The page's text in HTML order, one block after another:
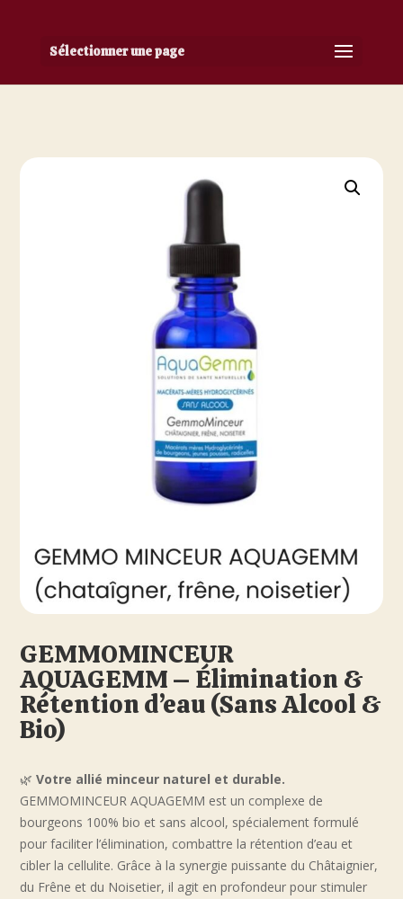
Sélectionner une page
GEMMOMINCEUR
AQUAGEMM – Élimination &
Rétention d’eau (Sans Alcool &
Bio)
🌿Votre allié minceur naturel et durable.
GEMMOMINCEUR AQUAGEMM est un complexe de
bourgeons 100% bio et sans alcool, spécialement formulé
pour faciliter l’élimination, combattre la rétention d’eau et
cibler la cellulite. Grâce à la synergie puissante du Châtaignier,
du Frêne et du Noisetier, il agit en profondeur pour stimuler